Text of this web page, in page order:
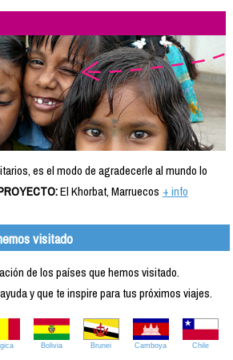
es el modo de agradecerle al mundo lo
El Khorbat, Marruecos + info
visitado
de los países que hemos visitado.
y que te inspire para tus próximos viajes.
Bolivia Brunei Camboya Chile